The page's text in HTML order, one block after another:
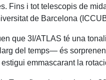
Fins i tot telescopis de
de Barcelona
que 3I/ATLAS té una
del temps— és
emmascarant la